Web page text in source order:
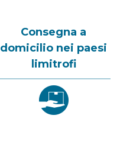
Consegna a
domicilio nei paesi
limitrofi